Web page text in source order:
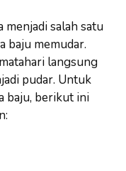
salah satu
baju memudar.
langsung
pudar. Untuk
baju, berikut ini